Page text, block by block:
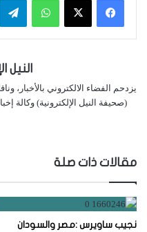
النيل
يزدحم الفضاء الالكتروني بالأخبار،
(صحيفة النيل الإلكترونية) وكالة
مقالات ذات صلة
نجيب ساويرس :مصر والسودان